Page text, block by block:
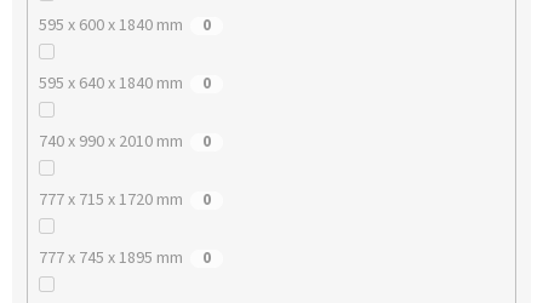
595 x 600 x 1840 mm 0
595 x 640 x 1840 mm 0
740 x 990 x 2010 mm 0
777 x 715 x 1720 mm 0
777 x 745 x 1895 mm 0